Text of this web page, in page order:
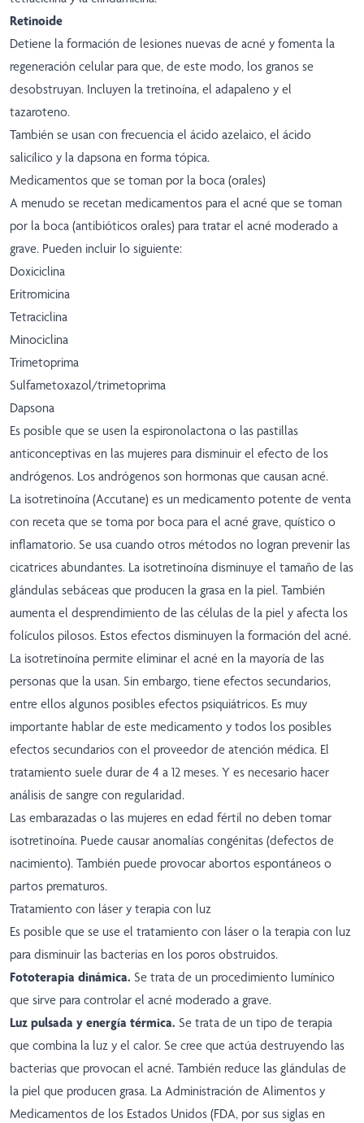
Retinoide
Detiene la formación de lesiones nuevas de acné y fomenta la
regeneración celular para que, de este modo, los granos se
desobstruyan. Incluyen la tretinoína, el adapaleno y el
tazaroteno.
También se usan con frecuencia el ácido azelaico, el ácido
salicílico y la dapsona en forma tópica.
Medicamentos que se toman por la boca (orales)
A menudo se recetan medicamentos para el acné que se toman
por la boca (antibióticos orales) para tratar el acné moderado a
grave. Pueden incluir lo siguiente:
Doxiciclina
Eritromicina
Tetraciclina
Minociclina
Trimetoprima
Sulfametoxazol/trimetoprima
Dapsona
Es posible que se usen la espironolactona o las pastillas
anticonceptivas en las mujeres para disminuir el efecto de los
andrógenos. Los andrógenos son hormonas que causan acné.
La isotretinoína (Accutane) es un medicamento potente de venta
con receta que se toma por boca para el acné grave, quístico o
inflamatorio. Se usa cuando otros métodos no logran prevenir las
cicatrices abundantes. La isotretinoína disminuye el tamaño de las
glándulas sebáceas que producen la grasa en la piel. También
aumenta el desprendimiento de las células de la piel y afecta los
folículos pilosos. Estos efectos disminuyen la formación del acné.
La isotretinoína permite eliminar el acné en la mayoría de las
personas que la usan. Sin embargo, tiene efectos secundarios,
entre ellos algunos posibles efectos psiquiátricos. Es muy
importante hablar de este medicamento y todos los posibles
efectos secundarios con el proveedor de atención médica. El
tratamiento suele durar de 4 a 12 meses. Y es necesario hacer
análisis de sangre con regularidad.
Las embarazadas o las mujeres en edad fértil no deben tomar
isotretinoína. Puede causar anomalías congénitas (defectos de
nacimiento). También puede provocar abortos espontáneos o
partos prematuros.
Tratamiento con láser y terapia con luz
Es posible que se use el tratamiento con láser o la terapia con luz
para disminuir las bacterias en los poros obstruidos.
Fototerapia dinámica. Se trata de un procedimiento lumínico
que sirve para controlar el acné moderado a grave.
Luz pulsada y energía térmica. Se trata de un tipo de terapia
que combina la luz y el calor. Se cree que actúa destruyendo las
bacterias que provocan el acné. También reduce las glándulas de
la piel que producen grasa. La Administración de Alimentos y
Medicamentos de los Estados Unidos (FDA, por sus siglas en